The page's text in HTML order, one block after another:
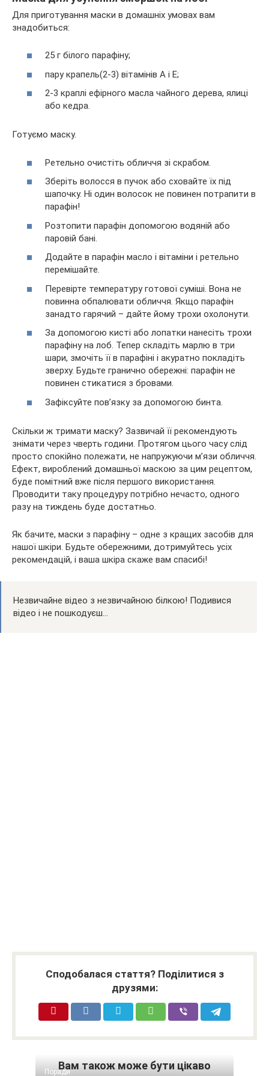
Для приготування маски в домашніх умовах вам
знадобиться:
25 г білого парафіну;
пару крапель(2-3) вітамінів А і Е;
2-3 краплі ефірного масла чайного дерева, ялиці
або кедра.
Готуємо маску.
Ретельно очистіть обличчя зі скрабом.
Зберіть волосся в пучок або сховайте їх під
шапочку. Ні один волосок не повинен потрапити в
парафін!
Розтопити парафін допомогою водяній або
паровій бані.
Додайте в парафін масло і вітаміни і ретельно
перемішайте.
Перевірте температуру готової суміші. Вона не
повинна обпалювати обличчя. Якщо парафін
занадто гарячий – дайте йому трохи охолонути.
За допомогою кисті або лопатки нанесіть трохи
парафіну на лоб. Тепер складіть марлю в три
шари, змочіть її в парафіні і акуратно покладіть
зверху. Будьте гранично обережні: парафін не
повинен стикатися з бровами.
Зафіксуйте пов’язку за допомогою бинта.
Скільки ж тримати маску? Зазвичай її рекомендують
знімати через чверть години. Протягом цього часу слід
просто спокійно полежати, не напружуючи м’язи обличчя.
Ефект, вироблений домашньої маскою за цим рецептом,
буде помітний вже після першого використання.
Проводити таку процедуру потрібно нечасто, одного
разу на тиждень буде достатньо.
Як бачите, маски з парафіну – одне з кращих засобів для
нашої шкіри. Будьте обережними, дотримуйтесь усіх
рекомендацій, і ваша шкіра скаже вам спасибі!
Незвичайне відео з незвичайною білкою! Подивися
відео і не пошкодуєш…
Сподобалася стаття? Поділитися з
друзями:
Вам також може бути цікаво
Поради